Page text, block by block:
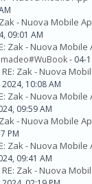
- Nuova Mobile
09:01 AM
Zak - Nuova Mobile
- 04-
RE: Zak - Nuova
2024, 10:08 AM
Zak - Nuova Mobile
09:59 AM
- Nuova Mobile
PM
Zak - Nuova Mobile
09:41 AM
RE: Zak - Nuova